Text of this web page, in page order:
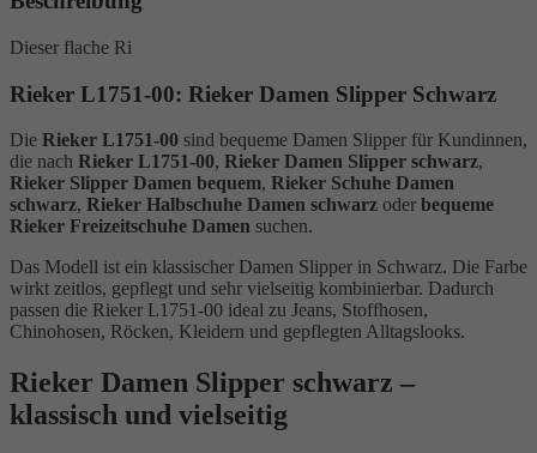
Dieser flache Ri
Rieker L1751-00: Rieker Damen Slipper Schwarz
Die Rieker L1751-00 sind bequeme Damen Slipper für Kundinnen,
die nach Rieker L1751-00, Rieker Damen Slipper schwarz,
Rieker Slipper Damen bequem, Rieker Schuhe Damen
schwarz, Rieker Halbschuhe Damen schwarz oder bequeme
Rieker Freizeitschuhe Damen suchen.
Das Modell ist ein klassischer Damen Slipper in Schwarz. Die Farbe
wirkt zeitlos, gepflegt und sehr vielseitig kombinierbar. Dadurch
passen die Rieker L1751-00 ideal zu Jeans, Stoffhosen,
Chinohosen, Röcken, Kleidern und gepflegten Alltagslooks.
Rieker Damen Slipper schwarz –
klassisch und vielseitig